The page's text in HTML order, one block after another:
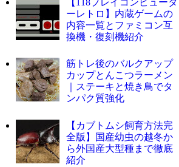
ーレトロ】内蔵ゲームの
内容一覧とファミコン互
換機・復刻機紹介
筋トレ後のバルクアップ
カップとんこつラーメン
｜ステーキと焼き鳥でタ
ンパク質強化
【カブトムシ飼育方法完
全版】国産幼虫の越冬か
ら外国産大型種まで徹底
紹介